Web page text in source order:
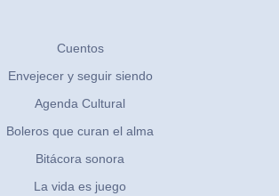
Cuentos
Envejecer y seguir siendo
Agenda Cultural
Boleros que curan el alma
Bitácora sonora
La vida es juego